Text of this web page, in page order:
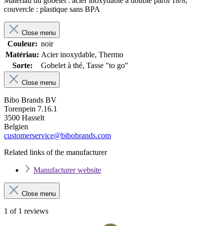
couvercle : plastique sans BPA
Close menu
Couleur: noir
Matériau: Acier inoxydable, Thermo
Sorte:
Gobelet à thé, Tasse "to go"
Close menu
Bibo Brands BV
Torenpein 7.16.1
3500 Hasselt
Belgien
customerservice@bibobrands.com
Related links of the manufacturer
Manufacturer website
Close menu
1 of 1 reviews